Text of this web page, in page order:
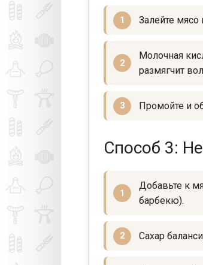
Залейте
Молочная
размягчит
Промойте и
Способ 3:
Добавьте к
барбекю).
Сахар